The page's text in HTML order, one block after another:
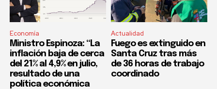
Economía
Ministro Espinoza: “La
inflación baja de cerca
del 21% al 4,9% en julio,
resultado de una
política económica
Actualidad
Fuego es extinguido en
Santa Cruz tras más
de 36 horas de trabajo
coordinado